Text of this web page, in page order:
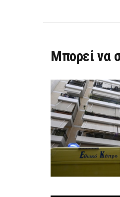
Μπορεί να